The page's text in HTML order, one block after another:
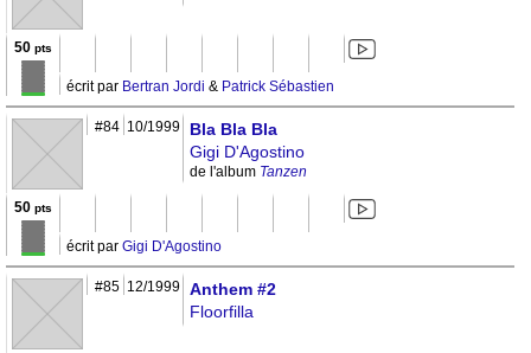
50 pts
écrit par Bertran Jordi & Patrick Sébastien
#84 10/1999
Bla Bla Bla
Gigi D'Agostino
de l'album Tanzen
50 pts
écrit par Gigi D'Agostino
#85 12/1999 Anthem #2
Floorfilla